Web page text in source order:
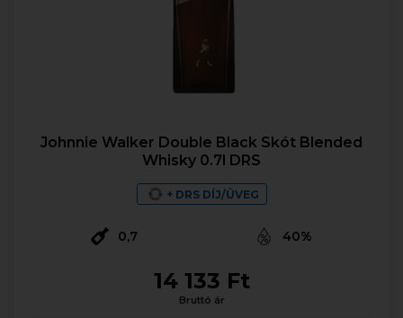
Johnnie Walker Double Black Skót Blended
Whisky 0.7l DRS
+ DRS DÍJ/ÜVEG
0,7 40%
14 133 Ft
Bruttó ár